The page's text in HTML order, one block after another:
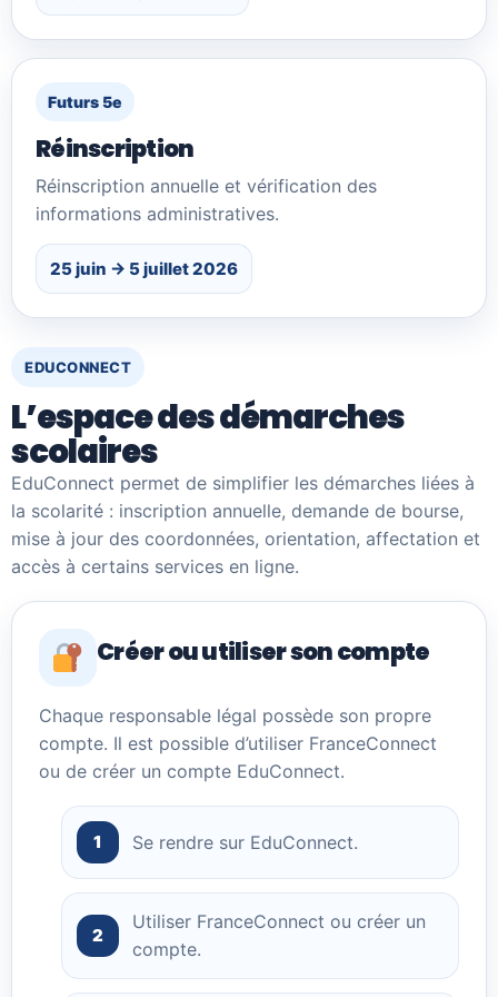
Futurs 5e
Réinscription
Réinscription annuelle et vérification des
informations administratives.
25 juin → 5 juillet 2026
EDUCONNECT
L’espace des démarches
scolaires
EduConnect permet de simplifier les démarches liées à
la scolarité : inscription annuelle, demande de bourse,
mise à jour des coordonnées, orientation, affectation et
accès à certains services en ligne.
Créer ou utiliser son compte
Chaque responsable légal possède son propre
compte. Il est possible d’utiliser FranceConnect
ou de créer un compte EduConnect.
1 Se rendre sur EduConnect.
2
Utiliser FranceConnect ou créer un
compte.